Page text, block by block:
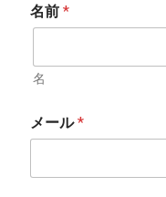
名前 *
名
メール*